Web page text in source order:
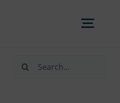
HomeSearch